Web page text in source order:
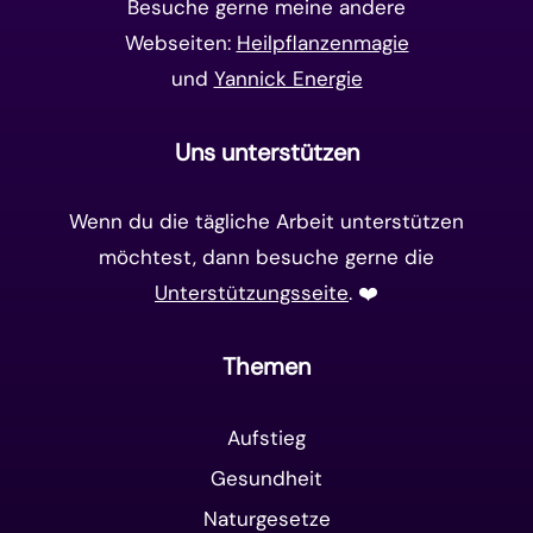
Besuche gerne meine andere
Webseiten: Heilpflanzenmagie
und Yannick Energie
Uns unterstützen
Wenn du die tägliche Arbeit unterstützen
möchtest, dann besuche gerne die
Unterstützungsseite. ❤️️
Themen
Aufstieg
Gesundheit
Naturgesetze